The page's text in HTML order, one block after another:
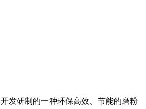
发研制的一种环保高效、节能的磨粉